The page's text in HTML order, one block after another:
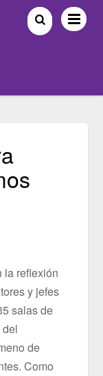
la reflexión
y jefes
salas de
de
Como